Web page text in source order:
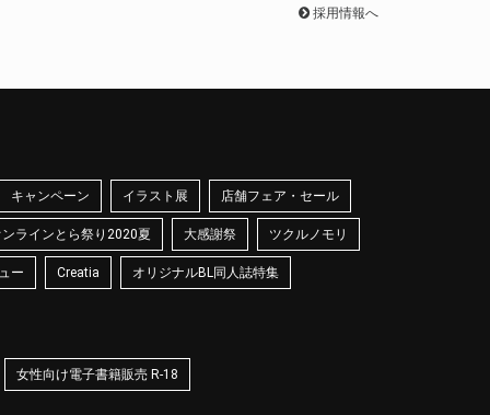
採用情報へ
キャンペーン イラスト展 店舗フェア・セール
ラインとら祭り2020夏 大感謝祭 ツクルノモリ
ー Creatia オリジナルBL同人誌特集
女性向け電子書籍販売 R-18